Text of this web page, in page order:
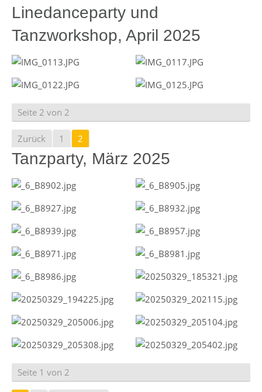
Linedanceparty und
Tanzworkshop, April 2025
Seite 2 von 2
Zurück 1 2
Tanzparty, März 2025
Seite 1 von 2